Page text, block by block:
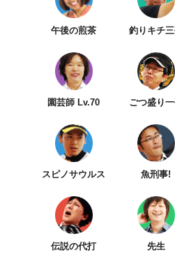
午後の煎茶 釣りキチ
園芸師 Lv.70 ごつ盛り
スピノサウルス 魚刑事!
伝説の代打 先生